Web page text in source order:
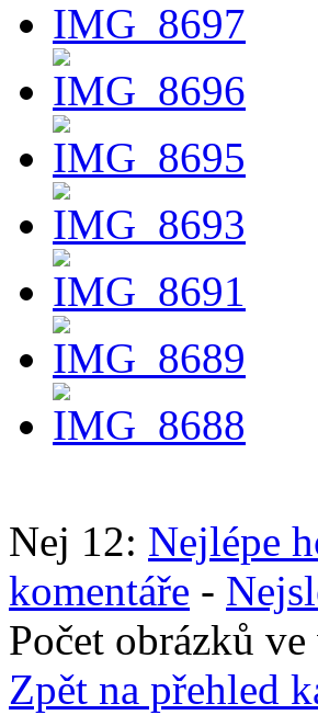
Nej 12: Nejlépe
komentáře -
Počet obrázků
Zpět na přehled